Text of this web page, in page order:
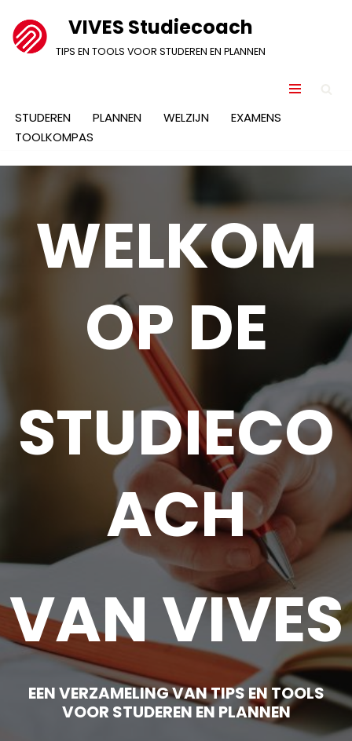
Ga
VIVES Studiecoach
TIPS EN TOOLS VOOR STUDEREN EN PLANNEN
STUDEREN PLANNEN WELZIJN
EXAMENS
TOOLKOMPAS
WELKOM
OP DE
STUDIECO
ACH
VAN VIVES
EEN VERZAMELING VAN TIPS EN TOOLS
VOOR STUDEREN EN PLANNEN